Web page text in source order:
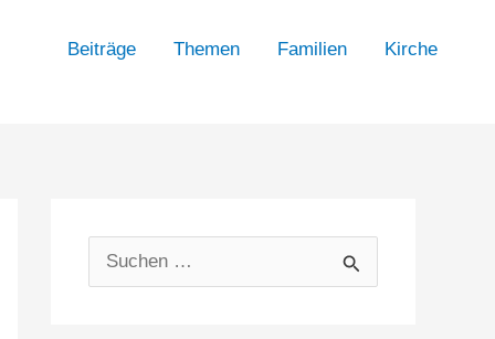
Beiträge Themen Familien Kirche